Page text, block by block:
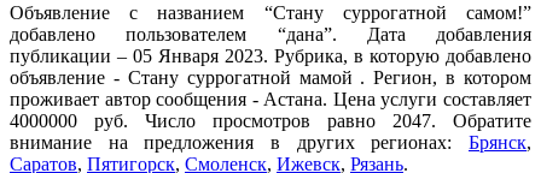
Объявление с названием “Стану суррогатной самом!”
добавлено пользователем “дана”. Дата добавления
публикации – 05 Января 2023. Рубрика, в которую добавлено
объявление - Cтану суррогатной мамой . Регион, в котором
проживает автор сообщения - Астана. Цена услуги составляет
4000000 руб. Число просмотров равно 2047. Обратите
внимание на предложения в других регионах: Брянск,
Саратов, Пятигорск, Смоленск, Ижевск, Рязань.